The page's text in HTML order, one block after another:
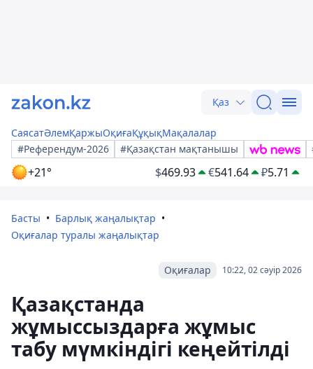
Қаз
СаясатӘлемҚаржыОқиғаҚұқықМақалалар
#Референдум-2026
#Қазақстан мақтанышы
+21° $469.93 €541.64 ₽5.71
Басты
Барлық жаңалықтар
Оқиғалар туралы жаңалықтар
10:22, 02 сәуір 2026
Оқиғалар
Қазақстанда
жұмыссыздарға жұмыс
табу мүмкіндігі кеңейтілді